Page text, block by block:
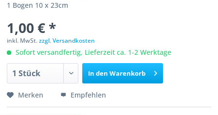
1 Bogen 10 x 23cm
1,00 € *
inkl. MwSt.zzgl. Versandkosten
Sofort versandfertig, Lieferzeit ca. 1-2 Werktage
In den Warenkorb
Merken Empfehlen